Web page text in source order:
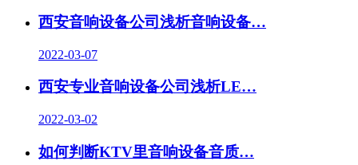
西安音响设备公司浅析音响设备…
2022-03-07
西安专业音响设备公司浅析LE…
2022-03-02
如何判断KTV里音响设备音质…